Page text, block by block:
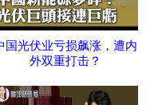
国光伏业亏损飙涨，遭内
外双重打击？